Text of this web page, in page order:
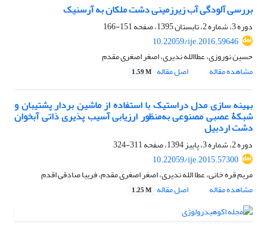
بررسی آلودگی آب زیرزمینی دشت ملکان به آرسنیک
دوره 3، شماره 2، تابستان 1395، صفحه
151-166
10.22059/ije.2016.59646
حسین نوروزی، عطاالله ندیری، اصغر اصغری مقدم
مشاهده مقاله
اصل مقاله 1.59 M
بهینه‏ سازی مدل دراستیک با استفاده از ماشین بردار پشتیبان و
شبکۀ عصبی مصنوعی به‌منظور ارزیابی آسیب ‏پذیری ذاتی آبخوان
دشت اردبیل
دوره 2، شماره 3، پاییز 1394، صفحه
311-324
10.22059/ije.2015.57300
مریم قره خانی، عطا الله ندیری، اصغر اصغری مقدم، فریبا صادقی اقدم
مشاهده مقاله
اصل مقاله 1.25 M